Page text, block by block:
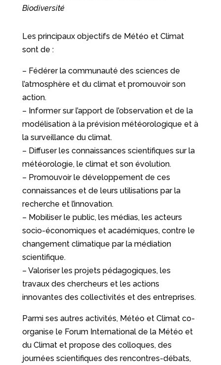
Biodiversité
Les principaux objectifs de Météo et Climat
sont de :
– Fédérer la communauté des sciences de
l’atmosphère et du climat et promouvoir son
action.
– Informer sur l’apport de l’observation et de la
modélisation à la prévision météorologique et à
la surveillance du climat.
– Diffuser les connaissances scientifiques sur la
météorologie, le climat et son évolution.
– Promouvoir le développement de ces
connaissances et de leurs utilisations par la
recherche et l’innovation.
– Mobiliser le public, les médias, les acteurs
socio-économiques et académiques, contre le
changement climatique par la médiation
scientifique.
– Valoriser les projets pédagogiques, les
travaux des chercheurs et les actions
innovantes des collectivités et des entreprises.
Parmi ses autres activités, Météo et Climat co-
organise le Forum International de la Météo et
du Climat et propose des colloques, des
journées scientifiques des rencontres-débats,